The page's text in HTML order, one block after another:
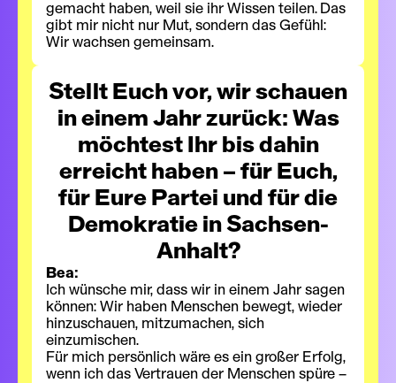
gemacht haben, weil sie ihr Wissen teilen. Das
gibt mir nicht nur Mut, sondern das Gefühl:
Wir wachsen gemeinsam.
Stellt Euch vor, wir schauen
in einem Jahr zurück: Was
möchtest Ihr bis dahin
erreicht haben – für Euch,
für Eure Partei und für die
Demokratie in Sachsen-
Anhalt?
Bea:
Ich wünsche mir, dass wir in einem Jahr sagen
können: Wir haben Menschen bewegt, wieder
hinzuschauen, mitzumachen, sich
einzumischen.
Für mich persönlich wäre es ein großer Erfolg,
wenn ich das Vertrauen der Menschen spüre –